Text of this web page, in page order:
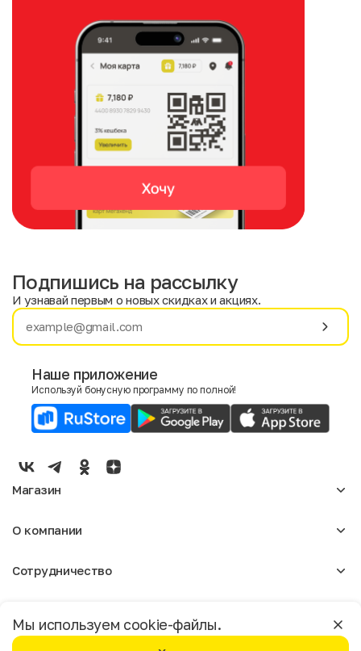
Имя
E-mail
Мужской
Женский
Мы используем cookie-файлы.
Москва
Подпишись на рассылку
И узнавай первым о новых скидках и акциях.
Наше приложение
Используй бонусную программу по полной!
Магазин
Мужское
О компании
Отзывы
Магазины
Сотрудничество
Реклама
Доставка и оплата
Бонусная программа